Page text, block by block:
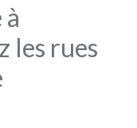
les rues